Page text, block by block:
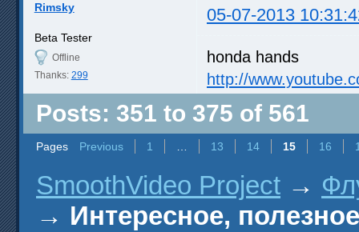
Rimsky 05-07-2013
Beta Tester
Offline
Thanks: 299
honda hands
http://
Posts: 351 to 375 of 561
Pages Previous 1 … 13 14 15 16
SmoothVideo Project →
→ Интересное,